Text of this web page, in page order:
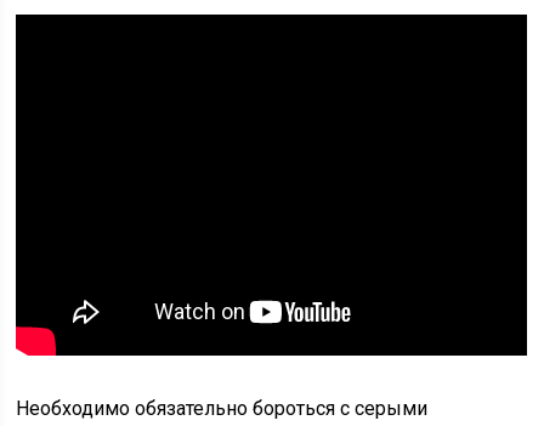
Необходимо обязательно бороться с серыми